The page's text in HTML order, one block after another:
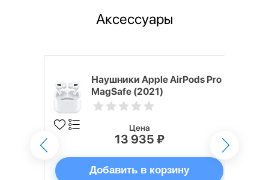
Аксессуары
Наушники Apple AirPods Pro
MagSafe (2021)
Цена
13 935 ₽
Добавить в корзину